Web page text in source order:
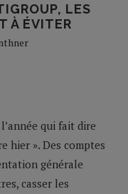
LES
À ÉVITER
qui fait dire
hier ». Des comptes
générale
casser les